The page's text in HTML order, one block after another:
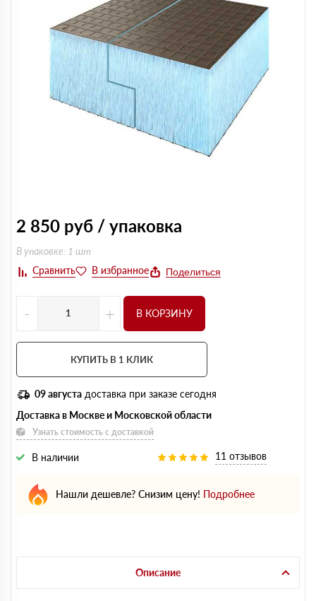
2 850 руб / упаковка
В упаковке: 1 шт
Поделиться
- + В КОРЗИНУ
КУПИТЬ В 1 КЛИК
09 августа доставка при заказе сегодня
Доставка в Москве и Московской области
Узнать стоимость с доставкой
В наличии 11 отзывов
Нашли дешевле? Снизим цену! Подробнее
Описание